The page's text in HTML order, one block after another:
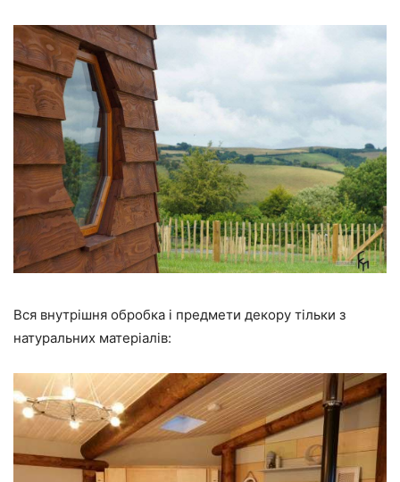
Вся внутрішня обробка і предмети декору тільки з
натуральних матеріалів: